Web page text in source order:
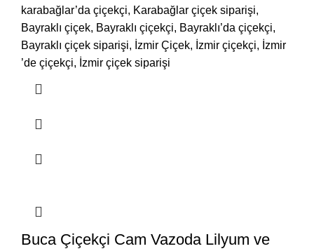
karabağlar’da çiçekçi, Karabağlar çiçek siparişi,
Bayraklı çiçek, Bayraklı çiçekçi, Bayraklı’da çiçekçi,
Bayraklı çiçek siparişi, İzmir Çiçek, İzmir çiçekçi, İzmir
’de çiçekçi, İzmir çiçek siparişi
Buca Çiçekçi Cam Vazoda Lilyum ve